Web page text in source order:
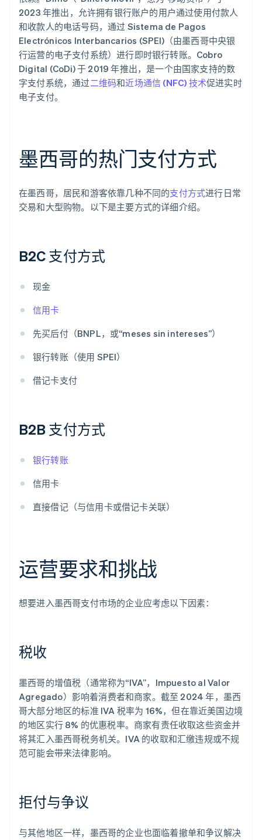
2023 年推出，允许拥有银行账户的用户通过使用付款人
和收款人的电话号码，通过 Sistema de Pagos
Electrónicos Interbancarios (SPEI)（由墨西哥中央银
行运营的电子支付系统）进行即时银行转账。Cobro
Digital (CoDi) 于 2019 年推出，是一个由国家支持的数
字支付系统，通过二维码和近场通信 (NFC) 技术促进实时
电子支付。
墨西哥的热门支付方式
在墨西哥，居民和游客依靠几种不同的支付方式进行日常
交易和大型购物。以下是主要方式的详细介绍。
B2C 支付方式
现金
信用卡
先买后付（BNPL，或“meses sin intereses”）
银行转账（使用 SPEI）
借记卡支付
B2B 支付方式
银行转账
信用卡
直接借记（与信用卡或借记卡关联）
运营要求和挑战
想要进入墨西哥支付市场的企业应考虑以下因素：
税收
墨西哥的增值税（通常称为“IVA”，Impuesto al Valor
Agregado）影响着消费者和商家。截至 2024 年，墨西
哥大部分地区的标准 IVA 税率为 16%，但在靠近美国边境
的地区实行 8% 的优惠税率。商家有责任收取这些资金并
将其汇入墨西哥税务机关。IVA 的收取和汇缴违规或不规
范可能会带来法律影响。
拒付与争议
与其他地区一样，墨西哥的企业也面临着撤单和争议解决